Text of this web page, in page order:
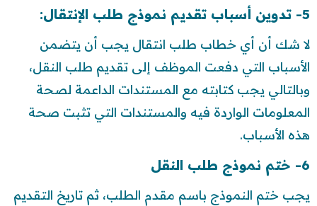
5- تدوين أسباب تقديم نموذج طلب الإنتقال:
لا شك أن أي خطاب طلب انتقال يجب أن يتضمن
الأسباب التي دفعت الموظف إلى تقديم طلب النقل،
وبالتالي يجب كتابته مع المستندات الداعمة لصحة
المعلومات الواردة فيه والمستندات التي تثبت صحة
هذه الأسباب.
6- ختم نموذج طلب النقل
يجب ختم النموذج باسم مقدم الطلب، ثم تاريخ التقديم